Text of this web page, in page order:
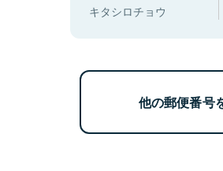
キタシロチョウ
他の郵便番号